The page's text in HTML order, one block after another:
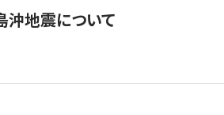
沖地震について